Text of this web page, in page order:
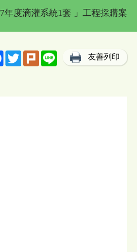
年度滴灌系統1套 」工程採購案
FacebookTwitterPlurk Line 友善列印